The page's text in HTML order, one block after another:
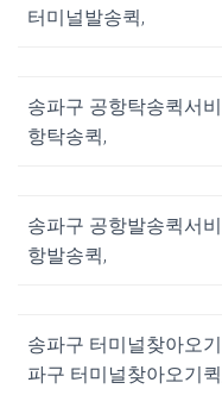
터미널발송퀵,
송파구 공항탁송퀵
항탁송퀵,
송파구 공항발송퀵
항발송퀵,
송파구 터미널찾아
파구 터미널찾아오기